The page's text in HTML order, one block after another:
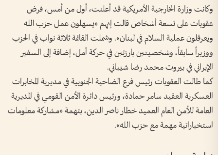
وكانت وزارة الخارجية الأمريكية قد أعلنت، أول من أمس، فرض
عقوبات على تسعة أشخاص قالت إنهم «يسهلون عمل حزب الله
ويعرقلون عملية السلام في لبنان». وشملت القائمة ثلاثة نواب في الحزب
ووزيراً سابقاً، وشخصيتين بارزتين في حركة أمل، إضافة إلى السفير
الإيراني في بيروت محمد رضا شيباني.
كما طالت العقوبات رئيس فرع الضاحية الجنوبية في مديرية المخابرات
العسكرية العقيد سامر حمادة، ورئيس دائرة الأمن القومي في المديرية
العامة للأمن العام العميد خطار ناصر الدين، بتهمة «مشاركة معلومات
استخباراتية مهمة مع حزب الله».